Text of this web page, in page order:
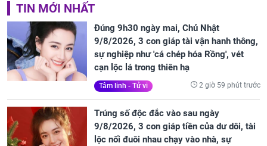
TIN MỚI NHẤT
Đúng 9h30 ngày mai, Chủ Nhật
9/8/2026, 3 con giáp tài vận hanh thông,
sự nghiệp như 'cá chép hóa Rồng', vét
cạn lộc lá trong thiên hạ
Tâm linh - Tử vi 2 giờ 59 phút trước
Trúng số độc đắc vào sau ngày
9/8/2026, 3 con giáp tiền của dư dôi, tài
lộc nối đuôi nhau chạy vào nhà, sự